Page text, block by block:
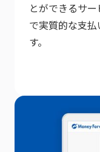
とができるサ
で実質的な支
す。